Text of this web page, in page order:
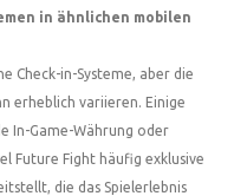
in ähnlichen mobilen
Check-in-Systeme, aber die
erheblich variieren. Einige
In-Game-Währung oder
Future Fight häufig exklusive
die das Spielerlebnis